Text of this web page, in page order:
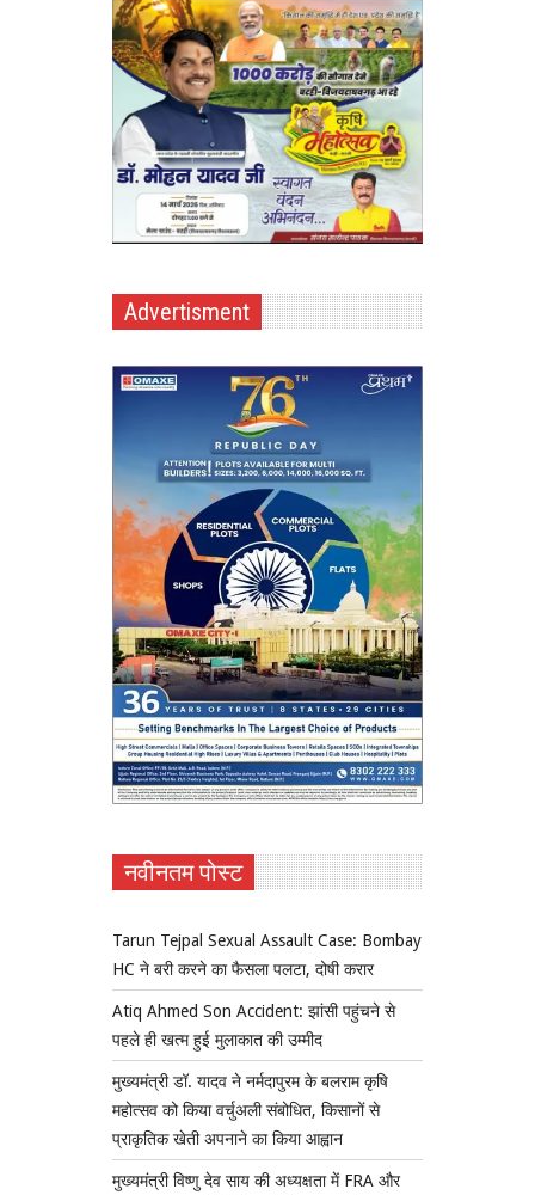
Advertisment
नवीनतम पोस्ट
Tarun Tejpal Sexual Assault Case: Bombay
HC ने बरी करने का फैसला पलटा, दोषी करार
Atiq Ahmed Son Accident: झांसी पहुंचने से
पहले ही खत्म हुई मुलाकात की उम्मीद
मुख्यमंत्री डॉ. यादव ने नर्मदापुरम के बलराम कृषि
महोत्सव को किया वर्चुअली संबोधित, किसानों से
प्राकृतिक खेती अपनाने का किया आह्वान
मुख्यमंत्री विष्णु देव साय की अध्यक्षता में FRA और